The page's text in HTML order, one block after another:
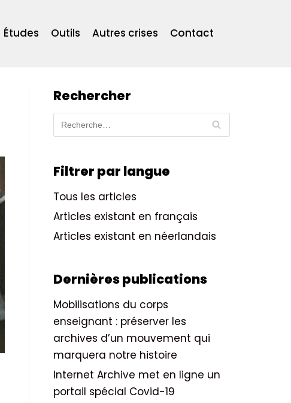
Études Outils Autres crises Contact
Rechercher
Filtrer par langue
Tous les articles
Articles existant en français
Articles existant en néerlandais
Dernières publications
Mobilisations du corps
enseignant : préserver les
archives d’un mouvement qui
marquera notre histoire
Internet Archive met en ligne un
portail spécial Covid-19